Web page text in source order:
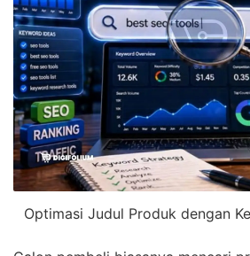
Optimasi Judul Produk dengan